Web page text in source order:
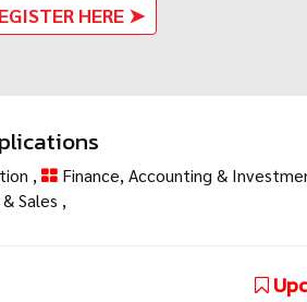
HERE ➤
, Finance, Accounting &
Sales ,